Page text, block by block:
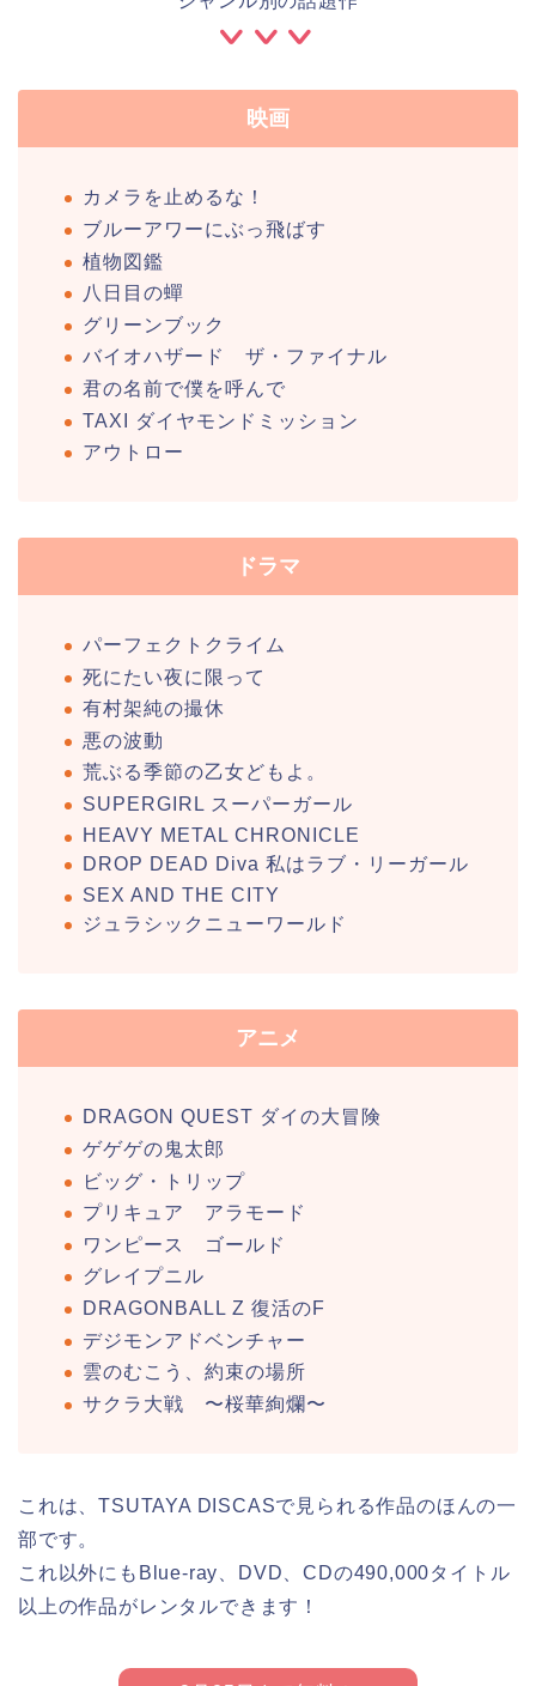
映画
カメラを止めるな！
ブルーアワーにぶっ飛ばす
植物図鑑
八日目の蟬
グリーンブック
バイオハザード ザ・ファイナル
君の名前で僕を呼んで
TAXI ダイヤモンドミッション
アウトロー
ドラマ
パーフェクトクライム
死にたい夜に限って
有村架純の撮休
悪の波動
荒ぶる季節の乙女どもよ。
SUPERGIRL スーパーガール
HEAVY METAL CHRONICLE
DROP DEAD Diva 私はラブ・リーガール
SEX AND THE CITY
ジュラシックニューワールド
アニメ
DRAGON QUEST ダイの大冒険
ゲゲゲの鬼太郎
ビッグ・トリップ
プリキュア アラモード
ワンピース ゴールド
グレイプニル
DRAGONBALL Z 復活のF
デジモンアドベンチャー
雲のむこう、約束の場所
サクラ大戦 〜桜華絢爛〜
これは、TSUTAYA DISCASで見られる作品のほんの一
部です。
これ以外にもBlue-ray、DVD、CDの490,000タイトル
以上の作品がレンタルできます！